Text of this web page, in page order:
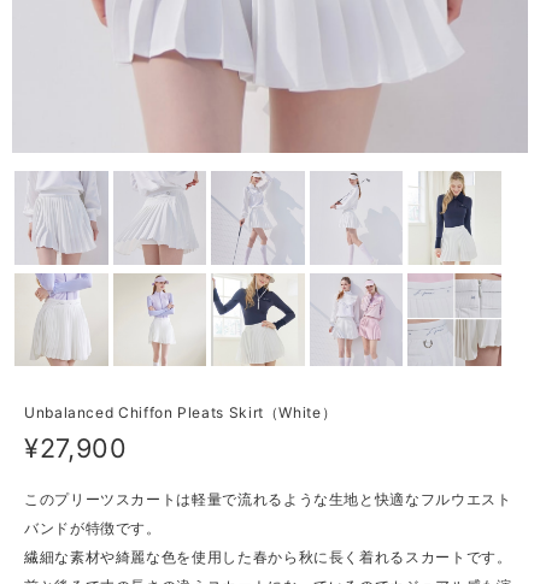
Unbalanced Chiffon Pleats Skirt（White）
¥27,900
このプリーツスカートは軽量で流れるような生地と快適なフルウエスト
バンドが特徴です。
繊細な素材や綺麗な色を使用した春から秋に長く着れるスカートです。